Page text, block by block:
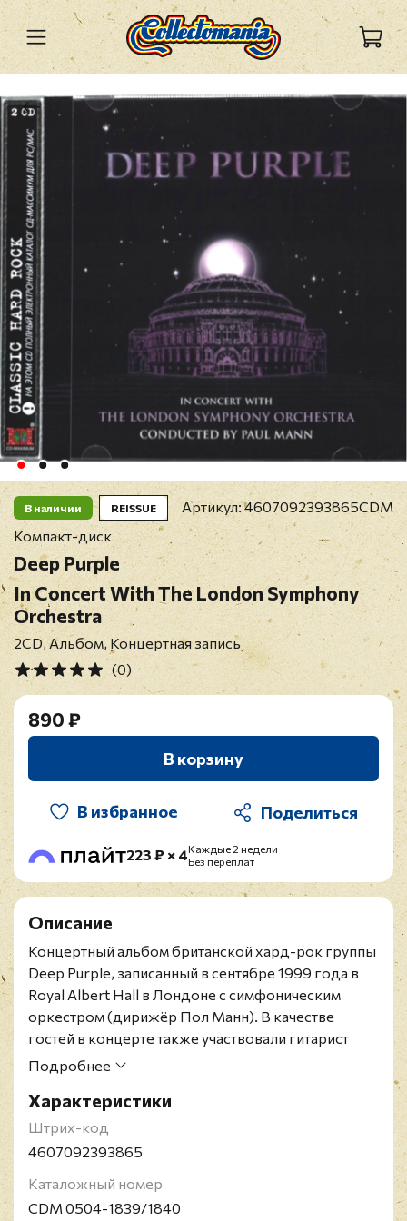
В наличии REISSUE Артикул:4607092393865CDM
Компакт-диск
Deep Purple
In Concert With The London Symphony
Orchestra
2CD, Альбом, Концертная запись
(0)
890 ₽
В корзину
В избранное
223 ₽ × 4Каждые 2 недели
Без переплат
Описание
Концертный альбом британской хард-рок группы
Deep Purple, записанный в сентябре 1999 года в
Royal Albert Hall в Лондоне с симфоническим
оркестром (дирижёр Пол Манн). В качестве
гостей в концерте также участвовали гитарист
Миллер Андерсон, певица Сэм Браун, пианист
участники Deep Purple разных лет: Роджер
Гловер, Стив Морс и Иан Пэйс.
Издание на двух CD с информационной полоской.
образованная в феврале 1968 года в Хартфорде,
Англия, и считающаяся одной из самых заметных и
Подробнее
Характеристики
Штрих-код
4607092393865
Каталожный номер
CDM 0504-1839/1840